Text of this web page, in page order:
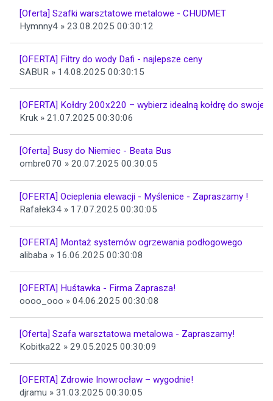
[Oferta] Szafki warsztatowe metalowe - CHUDMET
Hymnny4 » 23.08.2025 00:30:12
[OFERTA] Filtry do wody Dafi - najlepsze ceny
SABUR » 14.08.2025 00:30:15
[OFERTA] Kołdry 200x220 – wybierz idealną kołdrę do
Kruk » 21.07.2025 00:30:06
[Oferta] Busy do Niemiec - Beata Bus
ombre070 » 20.07.2025 00:30:05
[OFERTA] Ocieplenia elewacji - Myślenice - Zapraszamy !
Rafałek34 » 17.07.2025 00:30:05
[OFERTA] Montaż systemów ogrzewania podłogowego
alibaba » 16.06.2025 00:30:08
[OFERTA] Huśtawka - Firma Zaprasza!
oooo_ooo » 04.06.2025 00:30:08
[Oferta] Szafa warsztatowa metalowa - Zapraszamy!
Kobitka22 » 29.05.2025 00:30:09
[OFERTA] Zdrowie Inowrocław – wygodnie!
djramu » 31.03.2025 00:30:05